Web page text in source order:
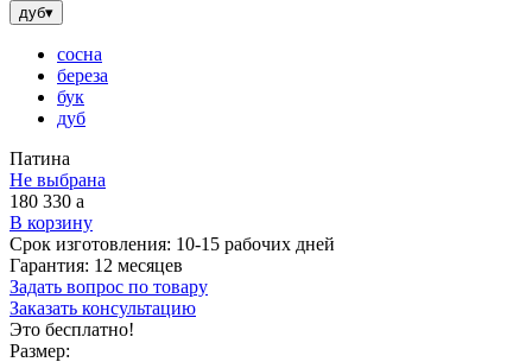
дуб▾
сосна
береза
бук
дуб
Патина
Не выбрана
180 330 a
В корзину
Срок изготовления: 10-15 рабочих дней
Гарантия: 12 месяцев
Задать вопрос по товару
Заказать консультацию
Это бесплатно!
Размер: